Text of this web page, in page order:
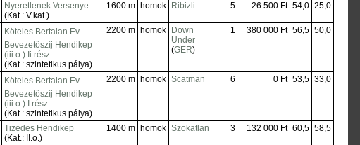
Nyeretlenek Versenye
(Kat.: V.kat.)
1600 m homok Ribizli 5 26 500 Ft 54,0 25,0
Köteles Bertalan Ev. 
Bevezetőszíj Hendikep
(iii.o.) Ii.rész
(Kat.: szintetikus pálya)
2200 m homok
Down
Under
(GER)
1 380 000 Ft 56,5 50,0
Köteles Bertalan Ev. 
Bevezetőszíj Hendikep
(iii.o.) I.rész
(Kat.: szintetikus pálya)
2200 m homok Scatman 6 0 Ft 53,5 33,0
Tizedes Hendikep
(Kat.: II.o.)
1400 m homok Szokatlan 3 132 000 Ft 60,5 58,5